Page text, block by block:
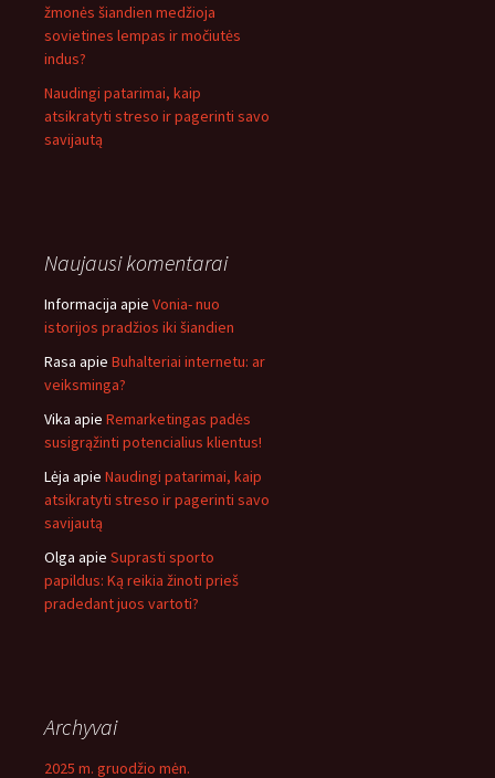
žmonės šiandien medžioja
sovietines lempas ir močiutės
indus?
Naudingi patarimai, kaip
atsikratyti streso ir pagerinti savo
savijautą
Naujausi komentarai
Informacija apie Vonia- nuo
istorijos pradžios iki šiandien
Rasa apie Buhalteriai internetu: ar
veiksminga?
Vika apie Remarketingas padės
susigrąžinti potencialius klientus!
Lėja apie Naudingi patarimai, kaip
atsikratyti streso ir pagerinti savo
savijautą
Olga apie Suprasti sporto
papildus: Ką reikia žinoti prieš
pradedant juos vartoti?
Archyvai
2025 m. gruodžio mėn.